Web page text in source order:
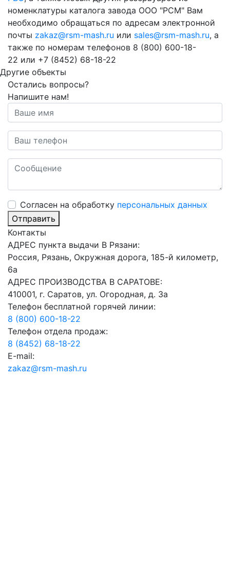
номенклатуры каталога завода ООО "РСМ" Вам
необходимо обращаться по адресам электронной
почты zakaz@rsm-mash.ru или sales@rsm-mash.ru, а
также по номерам телефонов 8 (800) 600-18-
22 или +7 (8452) 68-18-22
Другие объекты
Остались вопросы?
Напишите нам!
Cогласен на обработку персональных данных
Отправить
Контакты
АДРЕС пункта выдачи В Рязани:
Россия, Рязань, Окружная дорога, 185-й километр,
6а
АДРЕС ПРОИЗВОДСТВА В САРАТОВЕ:
410001, г. Саратов, ул. Огородная, д. 3а
Телефон бесплатной горячей линии:
8 (800) 600-18-22
Телефон отдела продаж:
8 (8452) 68-18-22
E-mail:
zakaz@rsm-mash.ru